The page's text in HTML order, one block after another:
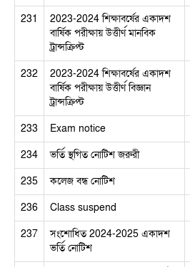
231
2023-2024 শিক্ষাবর্ষের একাদশ
বার্ষিক পরীক্ষায় উত্তীর্ণ মানবিক
ট্রান্সক্রিপ্ট
232
2023-2024 শিক্ষাবর্ষের একাদশ
বার্ষিক পরীক্ষায় উত্তীর্ণ বিজ্ঞান
ট্রান্সক্রিপ্ট
233 Exam notice
234
ভর্তি স্থগিত নোটিশ জরুরী
235
কলেজ বন্ধ নোটিশ
236
Class suspend
237
সংশোধিত 2024-2025 একাদশ
ভর্তি নোটিশ